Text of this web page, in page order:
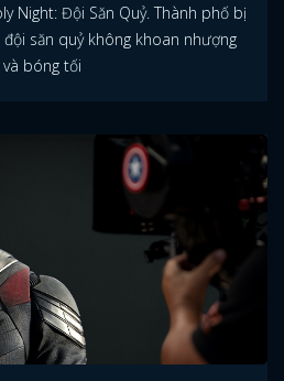
Night: Đội Săn Quỷ. Thành phố bị
săn quỷ không khoan nhượng
bóng tối